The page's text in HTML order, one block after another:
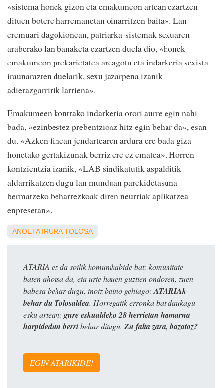
«sistema honek gizon eta emakumeon artean ezartzen
dituen botere harremanetan oinarritzen baita». Lan
eremuari dagokionean, patriarka-sistemak sexuaren
araberako lan banaketa ezartzen duela dio, «honek
emakumeon prekarietatea areagotu eta indarkeria sexista
iraunarazten duelarik, sexu jazarpena izanik
adierazgarririk larriena».
Emakumeen kontrako indarkeria orori aurre egin nahi
bada, «ezinbestez prebentzioaz hitz egin behar da», esan
du. «Azken finean jendartearen ardura ere bada giza
honetako gertakizunak berriz ere ez ematea». Horren
kontzientzia izanik, «LAB sindikatutik aspalditik
aldarrikatzen dugu lan munduan parekidetasuna
bermatzeko beharrezkoak diren neurriak aplikatzea
enpresetan».
ANOETA IRURA TOLOSA
ATARIA ez da soilik komunikabide bat: komunitate
baten ahotsa da, eta urte hauen guztien ondoren, zuen
babesa behar dugu, inoiz baino gehiago:ATARIAk
behar du Tolosaldea. Horregatik erronka bat daukagu
esku artean: gure eskualdeko 28 herrietan hamarna
harpidedun berribehar ditugu. Zu falta zara, bazatoz?
EGIN ATARIKIDE!